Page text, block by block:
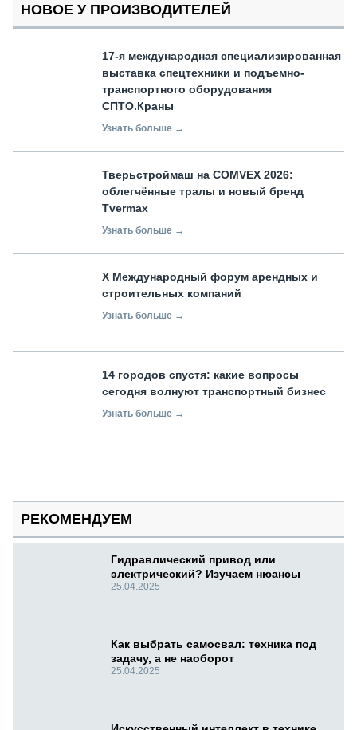
НОВОЕ У ПРОИЗВОДИТЕЛЕЙ
17-я международная специализированная
выставка спецтехники и подъемно-
транспортного оборудования
СПТО.Краны
Узнать больше →
Тверьстроймаш на COMVEX 2026:
облегчённые тралы и новый бренд
Tvermax
Узнать больше →
X Международный форум арендных и
строительных компаний
Узнать больше →
14 городов спустя: какие вопросы
сегодня волнуют транспортный бизнес
Узнать больше →
РЕКОМЕНДУЕМ
Гидравлический привод или
электрический? Изучаем нюансы
25.04.2025
Как выбрать самосвал: техника под
задачу, а не наоборот
25.04.2025